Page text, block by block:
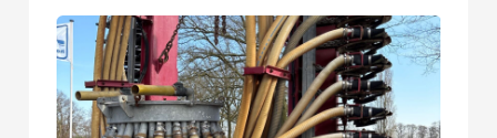
Deutsch